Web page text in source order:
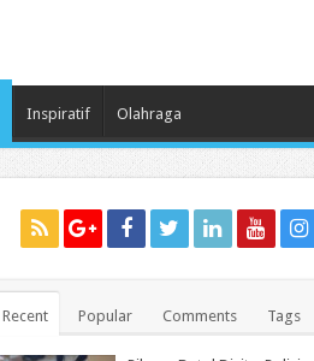
Inspiratif Olahraga
Recent Popular Comments Tags